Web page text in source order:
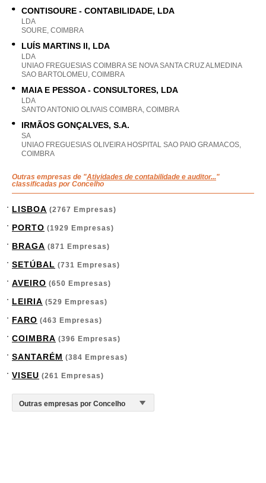
CONTISOURE - CONTABILIDADE, LDA
LDA
SOURE, COIMBRA
LUÍS MARTINS II, LDA
LDA
UNIAO FREGUESIAS COIMBRA SE NOVA SANTA CRUZ ALMEDINA
SAO BARTOLOMEU, COIMBRA
MAIA E PESSOA - CONSULTORES, LDA
LDA
SANTO ANTONIO OLIVAIS COIMBRA, COIMBRA
IRMÃOS GONÇALVES, S.A.
SA
UNIAO FREGUESIAS OLIVEIRA HOSPITAL SAO PAIO GRAMACOS,
COIMBRA
Outras empresas de "Atividades de contabilidade e auditor..."
classificadas por Concelho
LISBOA (2767 Empresas)
PORTO (1929 Empresas)
BRAGA (871 Empresas)
SETÚBAL (731 Empresas)
AVEIRO (650 Empresas)
LEIRIA (529 Empresas)
FARO (463 Empresas)
COIMBRA (396 Empresas)
SANTARÉM (384 Empresas)
VISEU (261 Empresas)